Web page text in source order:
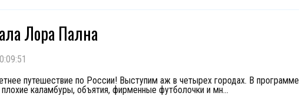
Лора Пална
путешествие по России! Выступим аж в четырех городах. В программе
каламбуры, объятия, фирменные футболочки и мн...